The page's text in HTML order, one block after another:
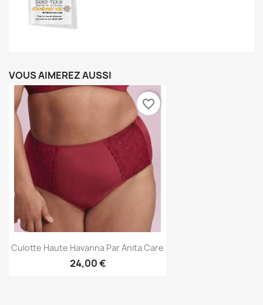
VOUS AIMEREZ AUSSI
Culotte Haute Havanna Par Anita Care
24,00 €
favorite_border